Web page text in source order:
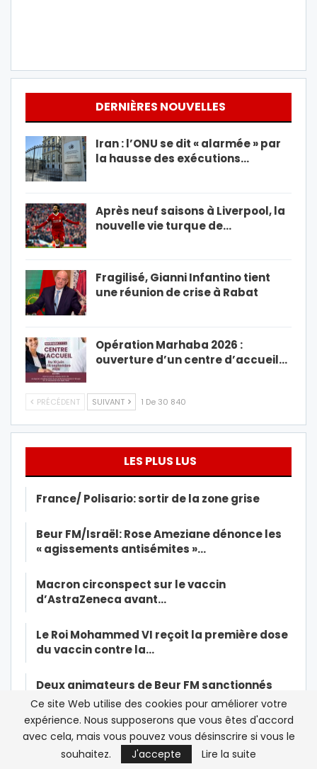
DERNIÈRES NOUVELLES
Iran : l’ONU se dit « alarmée » par
la hausse des exécutions…
Après neuf saisons à Liverpool, la
nouvelle vie turque de…
Fragilisé, Gianni Infantino tient
une réunion de crise à Rabat
Opération Marhaba 2026 :
ouverture d’un centre d’accueil…
PRÉCÉDENT SUIVANT 1 De 30 840
LES PLUS LUS
France/ Polisario: sortir de la zone grise
Beur FM/Israël: Rose Ameziane dénonce les
« agissements antisémites »…
Macron circonspect sur le vaccin
d’AstraZeneca avant…
Le Roi Mohammed VI reçoit la première dose
du vaccin contre la…
Deux animateurs de Beur FM sanctionnés
après une rencontre avec…
Les islamistes marocains rattrapés par
leurs contradictions
Ce site Web utilise des cookies pour améliorer votre
expérience. Nous supposerons que vous êtes d'accord
avec cela, mais vous pouvez vous désinscrire si vous le
souhaitez.
J'accepte Lire la suite